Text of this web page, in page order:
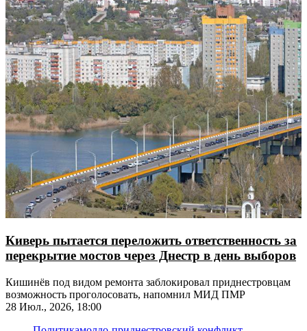
Киверь пытается переложить ответственность за
перекрытие мостов через Днестр в день выборов
Кишинёв под видом ремонта заблокировал приднестровцам
возможность проголосовать, напомнил МИД ПМР
28 Июл., 2026, 18:00